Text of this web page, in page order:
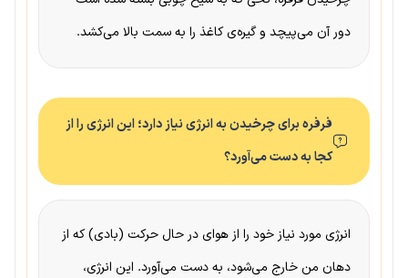
دور آن می‌پیچد و گیره‌ی کاغذ را به سمت بالا می‌کشد.
فرفره برای چرخیدن به انرژی نیاز دارد؛ این انرژی را از
کجا به دست می‌آورد؟
انرژی مورد نیاز خود را از هوای در حال حرکت (بادی) که از
دهان من خارج می‌شود، به دست می‌آورد. این انرژی،